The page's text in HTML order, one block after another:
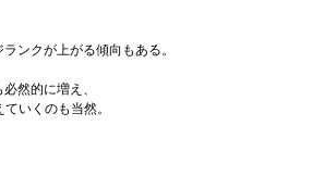
ンクが上がる傾向もある。
然的に増え、
いくのも当然。